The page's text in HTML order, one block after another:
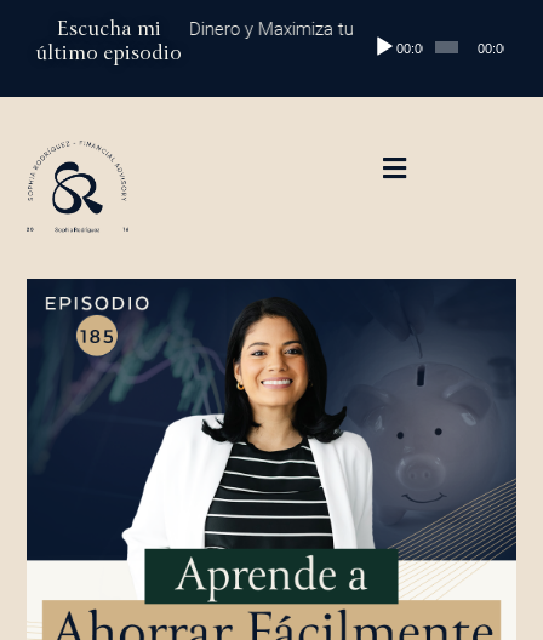
contenido
Escucha mi
último episodio
Protege tu Dinero y Maximiza tus Inversiones
Reproductor
00:00 00:00